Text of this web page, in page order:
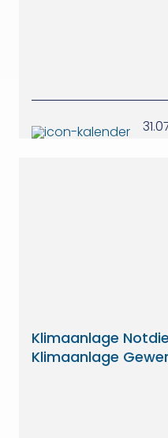
Klimaanlage
Klimaanlage